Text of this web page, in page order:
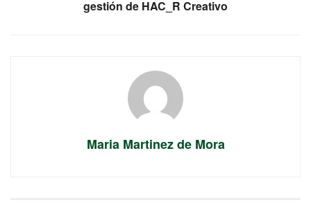
gestión de HAC_R Creativo
Maria Martinez de Mora